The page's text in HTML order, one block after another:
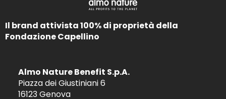
Il brand attivista 100% di proprietà della
Fondazione Capellino
Almo Nature Benefit S.p.A.
Piazza dei Giustiniani 6
16123 Genova